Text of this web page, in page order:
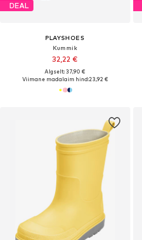
DEAL
PLAYSHOES
Kummik
32,22 €
Algselt: 37,90 €
Viimane madalaim hind:23,92 €